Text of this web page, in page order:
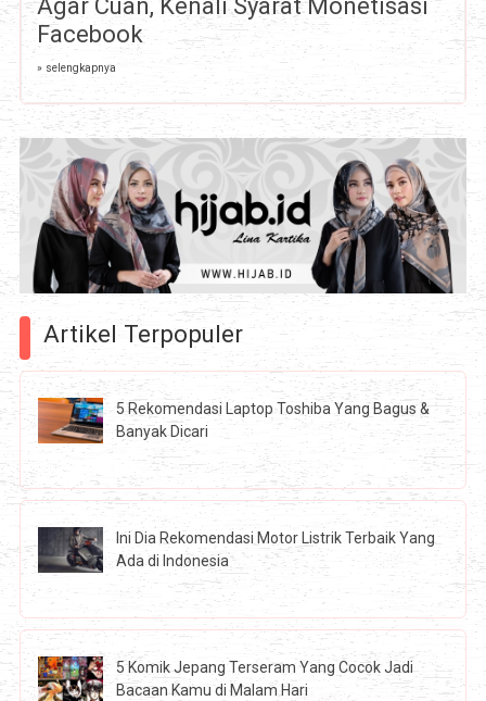
Agar Cuan, Kenali Syarat Monetisasi
Facebook
» selengkapnya
Artikel Terpopuler
5 Rekomendasi Laptop Toshiba Yang Bagus &
Banyak Dicari
Ini Dia Rekomendasi Motor Listrik Terbaik Yang
Ada di Indonesia
5 Komik Jepang Terseram Yang Cocok Jadi
Bacaan Kamu di Malam Hari